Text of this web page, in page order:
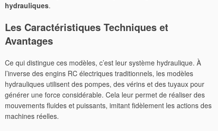
hydrauliques.
Les Caractéristiques Techniques et
Avantages
Ce qui distingue ces modèles, c’est leur système hydraulique. À
l’inverse des engins RC électriques traditionnels, les modèles
hydrauliques utilisent des pompes, des vérins et des tuyaux pour
générer une force considérable. Cela leur permet de réaliser des
mouvements fluides et puissants, imitant fidèlement les actions des
machines réelles.